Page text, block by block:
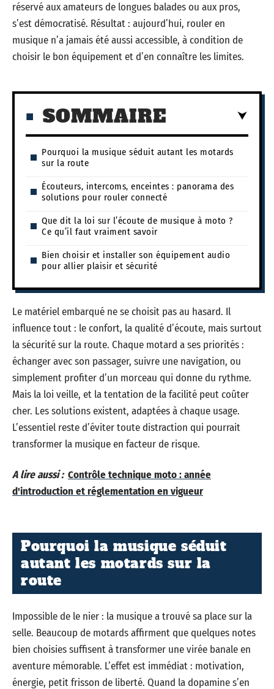
réservé aux amateurs de longues balades ou aux pros,
s’est démocratisé. Résultat : aujourd’hui, rouler en
musique n’a jamais été aussi accessible, à condition de
choisir le bon équipement et d’en connaître les limites.
SOMMAIRE
Pourquoi la musique séduit autant les motards
sur la route
Écouteurs, intercoms, enceintes : panorama des
solutions pour rouler connecté
Que dit la loi sur l’écoute de musique à moto ?
Ce qu’il faut vraiment savoir
Bien choisir et installer son équipement audio
pour allier plaisir et sécurité
Le matériel embarqué ne se choisit pas au hasard. Il
influence tout : le confort, la qualité d’écoute, mais surtout
la sécurité sur la route. Chaque motard a ses priorités :
échanger avec son passager, suivre une navigation, ou
simplement profiter d’un morceau qui donne du rythme.
Mais la loi veille, et la tentation de la facilité peut coûter
cher. Les solutions existent, adaptées à chaque usage.
L’essentiel reste d’éviter toute distraction qui pourrait
transformer la musique en facteur de risque.
A lire aussi : Contrôle technique moto : année
d'introduction et réglementation en vigueur
Pourquoi la musique séduit
autant les motards sur la
route
Impossible de le nier : la musique a trouvé sa place sur la
selle. Beaucoup de motards affirment que quelques notes
bien choisies suffisent à transformer une virée banale en
aventure mémorable. L’effet est immédiat : motivation,
énergie, petit frisson de liberté. Quand la dopamine s’en